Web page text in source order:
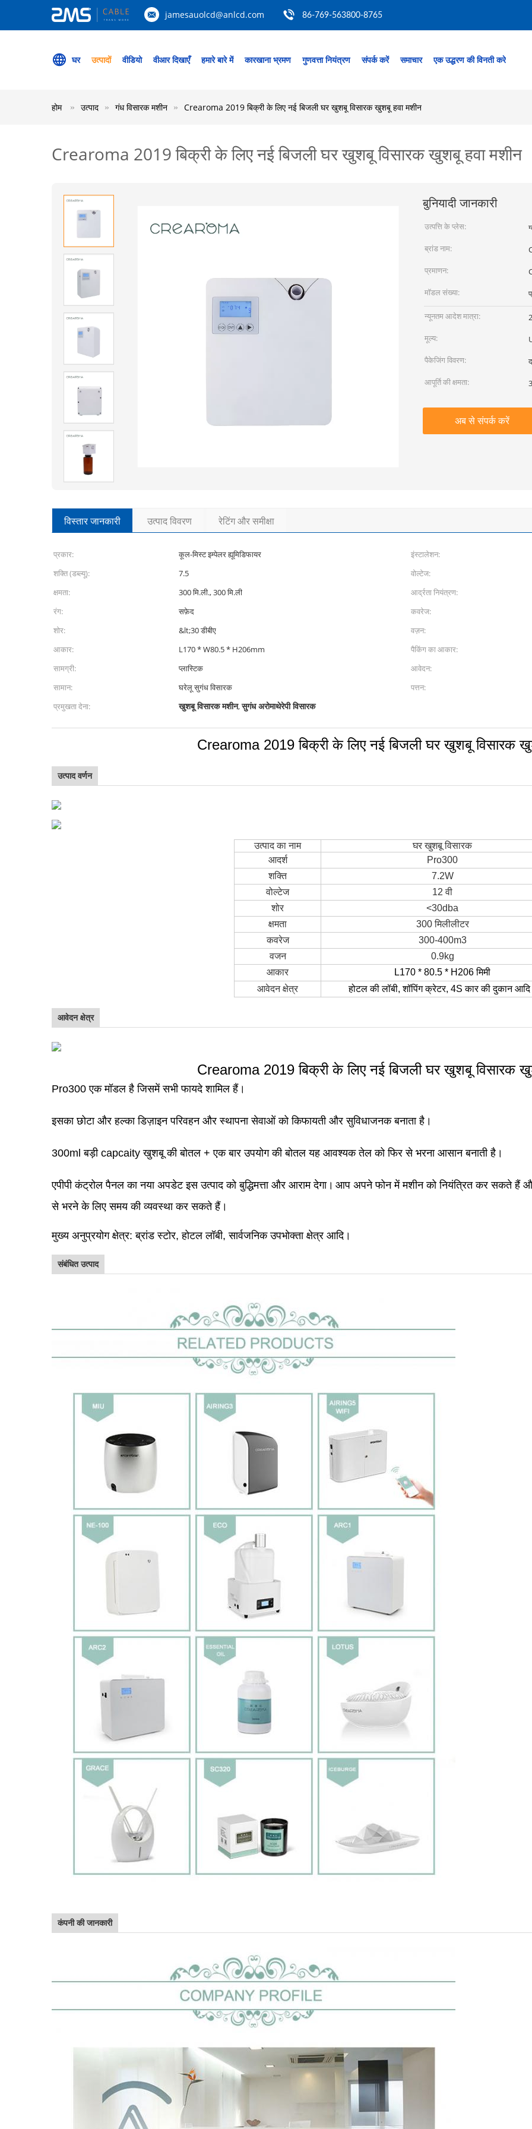
jamesauolcd@anlcd.com 86-769-563800-8765
घर उत्पादों वीडियो वीआर दिखाएँ हमारे बारे में कारखाना भ्रमण गुणवत्ता नियंत्रण संपर्क करें समाचार एक उद्धरण की विनती करे
होम उत्पाद गंध विसारक मशीन Crearoma 2019 बिक्री के लिए नई बिजली घर खुशबू विसारक खुशबू हवा मशीन
Crearoma 2019 बिक्री के लिए नई बिजली घर खुशबू विसारक खुशबू हवा मशीन
बुनियादी जानकारी
उत्पत्ति के प्लेस:
ब्रांड नाम:
प्रमाणन:
मॉडल संख्या:
न्यूनतम आदेश मात्रा:
मूल्य:
पैकेजिंग विवरण:
आपूर्ति की क्षमता:
अब से संपर्क करें
विस्तार जानकारी उत्पाद विवरण रेटिंग और समीक्षा
प्रकार: कूल-मिस्ट इम्पेलर ह्यूमिडिफायर
इंस्टालेशन:
शक्ति (डब्ल्यू):
7.5
वोल्टेज:
क्षमता:
300 मि.ली., 300 मि.ली
आर्द्रता नियंत्रण:
रंग:
सफ़ेद
कवरेज:
शोर:
&lt;30 डीबीए
वज़न:
आकार:
L170 * W80.5 * H206mm
पैकिंग का आकार:
सामग्री:
प्लास्टिक
आवेदन:
सामान:
घरेलू सुगंध विसारक
पत्तन:
प्रमुखता देना:
खुशबू विसारक मशीन,सुगंध अरोमाथेरेपी विसारक
Crearoma 2019 बिक्री के लिए नई बिजली घर खुशबू विसारक
उत्पाद वर्णन
उत्पाद का नाम
घर खुशबू विसारक
आदर्श
Pro300
शक्ति
7.2W
वोल्टेज
12 वी
शोर
<30dba
क्षमता
300 मिलीलीटर
कवरेज
300-400m3
वजन
0.9kg
आकार
L170 * 80.5 * H206 मिमी
आवेदन क्षेत्र
होटल की लॉबी, शॉपिंग क्रेटर, 4S कार की दुकान
आवेदन क्षेत्र
Crearoma 2019 बिक्री के लिए नई बिजली घर खुशबू विसारक
Pro300 एक मॉडल है जिसमें सभी फायदे शामिल हैं।
इसका छोटा और हल्का डिज़ाइन परिवहन और स्थापना सेवाओं को किफायती और सुविधाजनक बनाता है।
300ml बड़ी capcaity खुशबू की बोतल + एक बार उपयोग की बोतल यह आवश्यक तेल को फिर से भरना आसान बनाती है।
एपीपी कंट्रोल पैनल का नया अपडेट इस उत्पाद को बुद्धिमत्ता और आराम देगा। आप अपने फोन में मशीन को नियंत्रित कर सकते हैं
से भरने के लिए समय की व्यवस्था कर सकते हैं।
मुख्य अनुप्रयोग क्षेत्र: ब्रांड स्टोर, होटल लॉबी, सार्वजनिक उपभोक्ता क्षेत्र आदि।
संबंधित उत्पाद
कंपनी की जानकारी